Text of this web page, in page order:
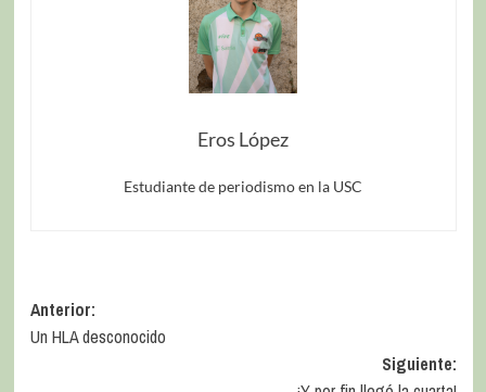
Eros López
Estudiante de periodismo en la USC
Anterior:
Un HLA desconocido
Siguiente: